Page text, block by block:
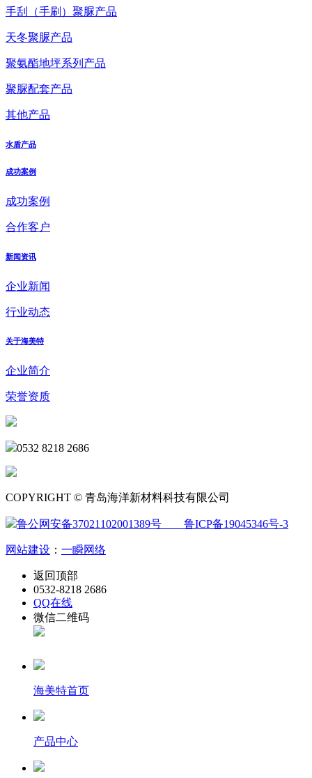
手刮（手刷）聚脲产品
天冬聚脲产品
聚氨酯地坪系列产品
聚脲配套产品
其他产品
水盾产品
成功案例
成功案例
合作客户
新闻资讯
企业新闻
行业动态
关于海美特
企业简介
荣誉资质
0532 8218 2686
COPYRIGHT © 青岛海洋新材料科技有限公司
鲁公网安备37021102001389号 鲁ICP备19045346号-3
网站建设 ： 一瞬网络
返回顶部
0532-8218 2686
QQ在线
微信二维码
海美特首页
产品中心